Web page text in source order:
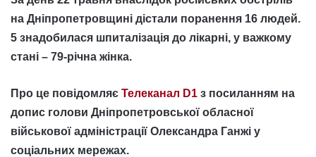
на Дніпропетровщині дістали поранення 16 людей.
5 знадобилася шпиталізація до лікарні, у важкому
стані – 79-річна жінка.
Про це повідомляє Телеканал D1 з посиланням на
допис голови Дніпропетровської обласної
військової адміністрації Олександра Ганжі у
соціальних мережах.